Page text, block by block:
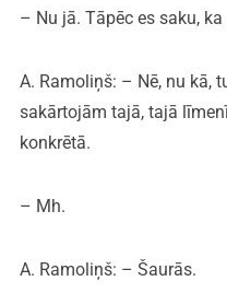
– Nu jā. Tāpēc es saku,
A. Ramoliņš: – Nē, nu kā,
sakārtojām tajā, tajā
konkrētā.
– Mh.
A. Ramoliņš: – Šaurās.